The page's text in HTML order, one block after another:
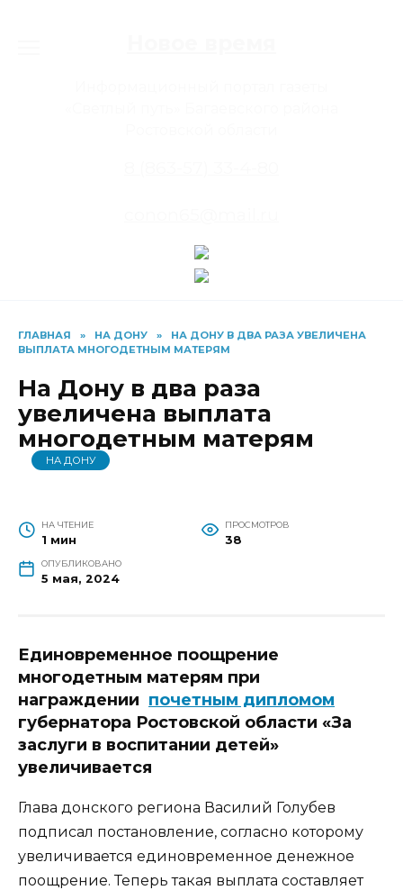
ГЛАВНАЯ » НА ДОНУ »
НА ДОНУ В ДВА РАЗА УВЕЛИЧЕНА
ВЫПЛАТА МНОГОДЕТНЫМ МАТЕРЯМ
На Дону в два раза
увеличена выплата
многодетным матерям
НА ДОНУ
НА ЧТЕНИЕ
1 мин
ПРОСМОТРОВ
38
ОПУБЛИКОВАНО
5 мая, 2024
Единовременное поощрение
многодетным матерям при
награждении почетным дипломом
губернатора Ростовской области «За
заслуги в воспитании детей»
увеличивается
Глава донского региона Василий Голубев
подписал постановление, согласно которому
увеличивается единовременное денежное
поощрение. Теперь такая выплата составляет